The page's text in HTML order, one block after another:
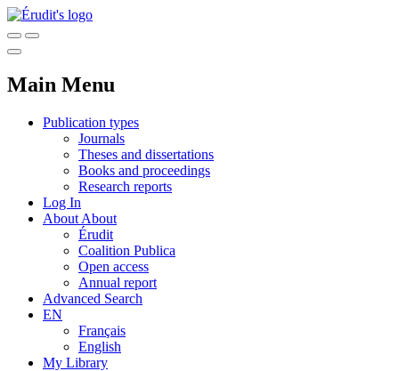
Main Menu
Publication types
Journals
Theses and dissertations
Books and proceedings
Research reports
Log In
About About
Érudit
Coalition Publica
Open access
Annual report
Advanced Search
EN
Français
English
My Library